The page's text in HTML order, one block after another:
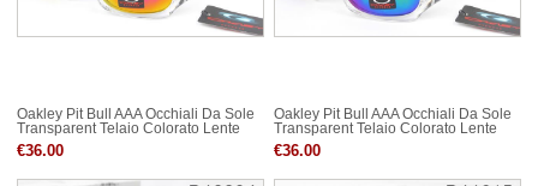
Oakley Pit Bull AAA Occhiali Da Sole
Transparent Telaio Colorato Lente
€36.00
Oakley Pit Bull AAA Occhiali Da Sole
Transparent Telaio Colorato Lente
€36.00